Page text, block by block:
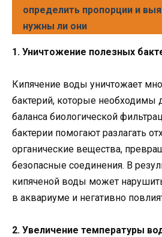
определить пропорции и
нужны ли они
1. Уничтожение полезных
Кипячение воды уничтожает
бактерий, которые необходимы
баланса биологической
бактерии помогают разлагать
органические вещества,
безопасные соединения. В
кипяченой воды может
в аквариуме и негативно
2. Увеличение температуры